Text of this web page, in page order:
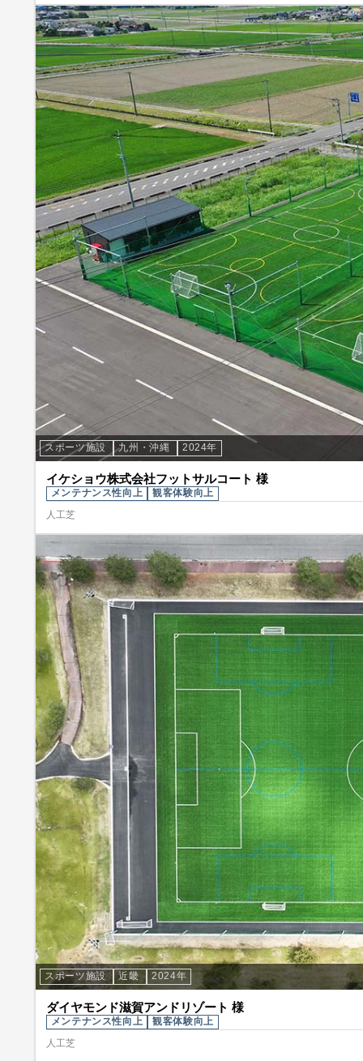
スポーツ施設 九州・沖縄 2024年
イケショウ株式会社フットサルコート 様
メンテナンス性向上
観客体験向上
人工芝
スポーツ施設 近畿 2024年
ダイヤモンド滋賀アンドリゾート 様
メンテナンス性向上
観客体験向上
人工芝